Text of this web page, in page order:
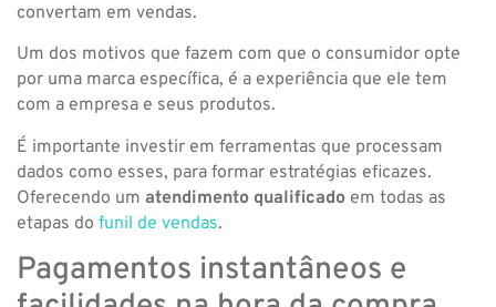
convertam em vendas.
Um dos motivos que fazem com que o consumidor opte
por uma marca específica, é a experiência que ele tem
com a empresa e seus produtos.
É importante investir em ferramentas que processam
dados como esses, para formar estratégias eficazes.
Oferecendo um atendimento qualificado em todas as
etapas do funil de vendas.
Pagamentos instantâneos e